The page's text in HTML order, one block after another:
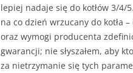
lepiej nadaje się do kotłów 3/4/
na co dzień wrzucany do kotła
oraz wymogi producenta
gwarancji; nie słyszałem, aby
za nietrzymanie się tych